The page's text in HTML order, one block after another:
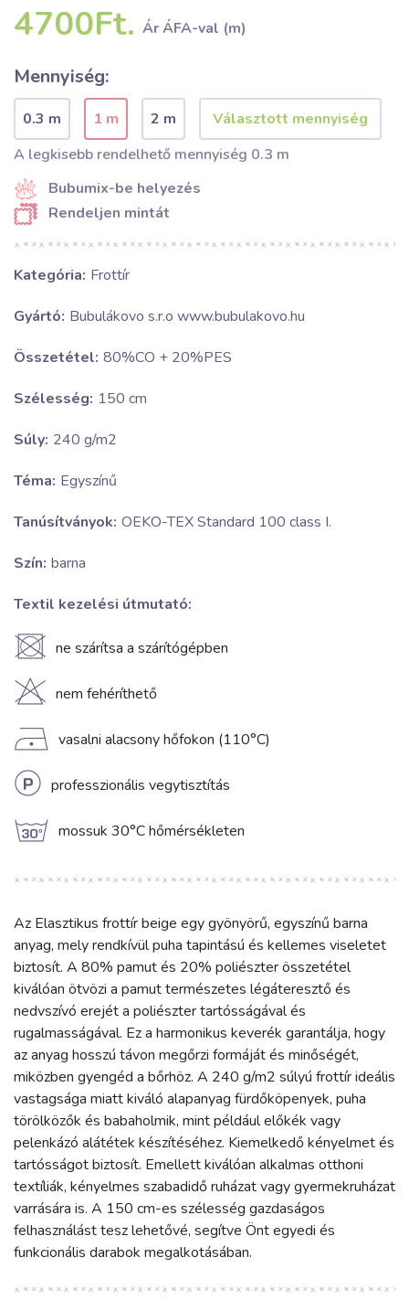
4700Ft. Ár ÁFA-val (m)
Mennyiség:
0.3 m 1 m
2 m
A legkisebb rendelhető mennyiség 0.3 m
Bubumix-be helyezés
Rendeljen mintát
Kategória: Frottír
Gyártó: Bubulákovo s.r.o www.bubulakovo.hu
Összetétel: 80%CO + 20%PES
Szélesség: 150 cm
Súly: 240 g/m2
Téma: Egyszínű
Tanúsítványok: OEKO-TEX Standard 100 class I.
Szín: barna
Textil kezelési útmutató:
U ne szárítsa a szárítógépben
H nem fehéríthető
D vasalni alacsony hőfokon (110°C)
L professzionális vegytisztítás
g mossuk 30°C hőmérsékleten
Az Elasztikus frottír beige egy gyönyörű, egyszínű barna
anyag, mely rendkívül puha tapintású és kellemes viseletet
biztosít. A 80% pamut és 20% poliészter összetétel
kiválóan ötvözi a pamut természetes légáteresztő és
nedvszívó erejét a poliészter tartósságával és
rugalmasságával. Ez a harmonikus keverék garantálja, hogy
az anyag hosszú távon megőrzi formáját és minőségét,
miközben gyengéd a bőrhöz. A 240 g/m2 súlyú frottír ideális
vastagsága miatt kiváló alapanyag fürdőköpenyek, puha
törölközők és babaholmik, mint például előkék vagy
pelenkázó alátétek készítéséhez. Kiemelkedő kényelmet és
tartósságot biztosít. Emellett kiválóan alkalmas otthoni
textíliák, kényelmes szabadidő ruházat vagy gyermekruházat
varrására is. A 150 cm-es szélesség gazdaságos
felhasználást tesz lehetővé, segítve Önt egyedi és
funkcionális darabok megalkotásában.